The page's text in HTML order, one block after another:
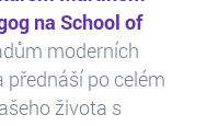
na School of
moderních
po celém
života s